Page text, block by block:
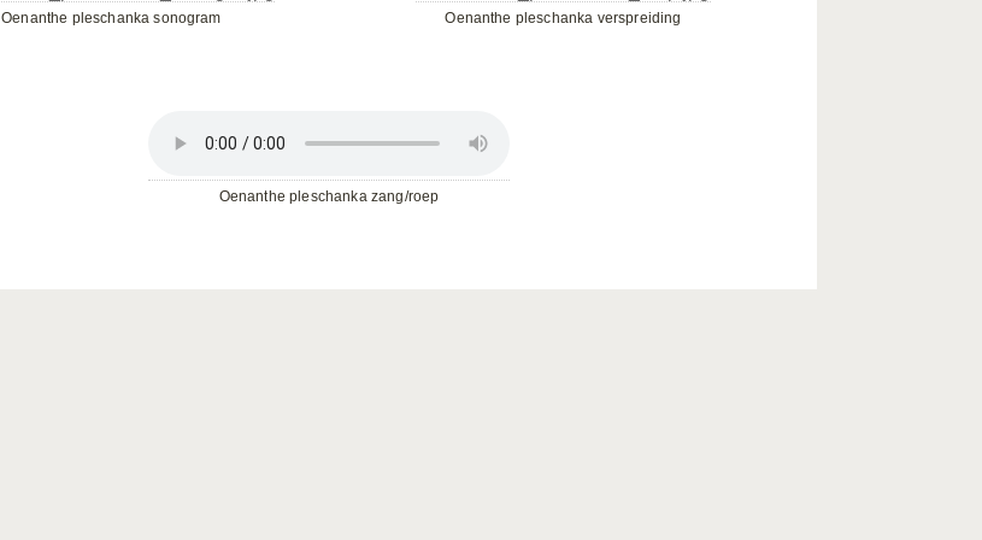
Oenanthe pleschanka sonogram Oenanthe pleschanka verspreiding
Oenanthe pleschanka zang/roep